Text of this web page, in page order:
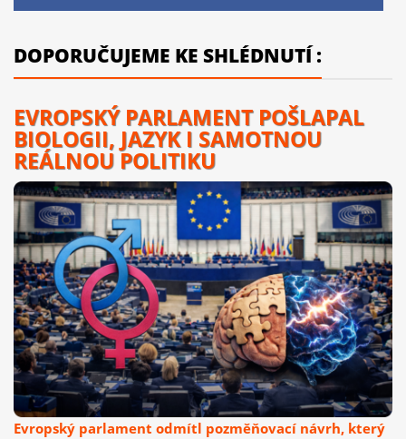
DOPORUČUJEME KE SHLÉDNUTÍ :
EVROPSKÝ PARLAMENT POŠLAPAL
BIOLOGII, JAZYK I SAMOTNOU
REÁLNOU POLITIKU
Evropský parlament odmítl pozměňovací návrh, který